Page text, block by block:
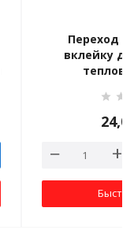
Переход
вклейку